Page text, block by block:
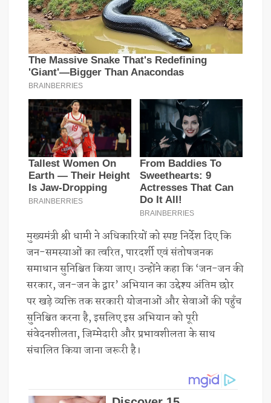
मुख्यमंत्री श्री धामी ने अधिकारियों को स्पष्ट निर्देश दिए कि
जन-समस्याओं का त्वरित, पारदर्शी एवं संतोषजनक
समाधान सुनिश्चित किया जाए। उन्होंने कहा कि ‘जन-जन की
सरकार, जन-जन के द्वार’ अभियान का उद्देश्य अंतिम छोर
पर खड़े व्यक्ति तक सरकारी योजनाओं और सेवाओं की पहुँच
सुनिश्चित करना है, इसलिए इस अभियान को पूरी
संवेदनशीलता, जिम्मेदारी और प्रभावशीलता के साथ
संचालित किया जाना जरूरी है।